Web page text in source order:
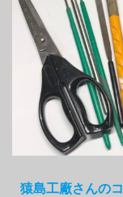
猿島工廠さんの